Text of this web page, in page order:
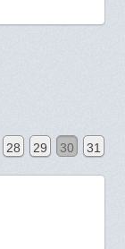
28 29 30 31